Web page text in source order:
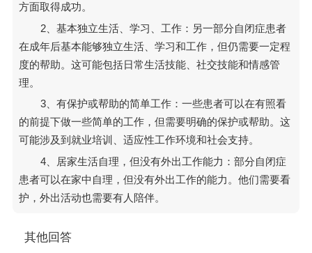
方面取得成功。
2、基本独立生活、学习、工作：另一部分自闭症患者
在成年后基本能够独立生活、学习和工作，但仍需要一定程
度的帮助。这可能包括日常生活技能、社交技能和情感管
理。
3、有保护或帮助的简单工作：一些患者可以在有照看
的前提下做一些简单的工作，但需要明确的保护或帮助。这
可能涉及到就业培训、适应性工作环境和社会支持。
4、居家生活自理，但没有外出工作能力：部分自闭症
患者可以在家中自理，但没有外出工作的能力。他们需要看
护，外出活动也需要有人陪伴。
其他回答